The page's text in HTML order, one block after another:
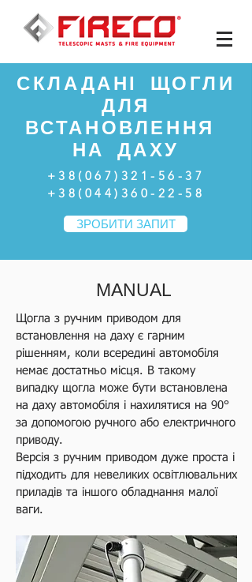
СКЛАДАНІ ЩОГЛИ
ДЛЯ
ВСТАНОВЛЕННЯ
НА ДАХУ
+38(067)321-56-37
+38(044)360-22-58
ЗРОБИТИ ЗАПИТ
MANUAL
Щогла з ручним приводом для
встановлення на даху є гарним
рішенням, коли всередині автомобіля
немає достатньо місця. В такому
випадку щогла може бути встановлена
на даху автомобіля і нахилятися на 90°
за допомогою ручного або електричного
приводу.
Версія з ручним приводом дуже проста і
підходить для невеликих освітлювальних
приладів та іншого обладнання малої
ваги.